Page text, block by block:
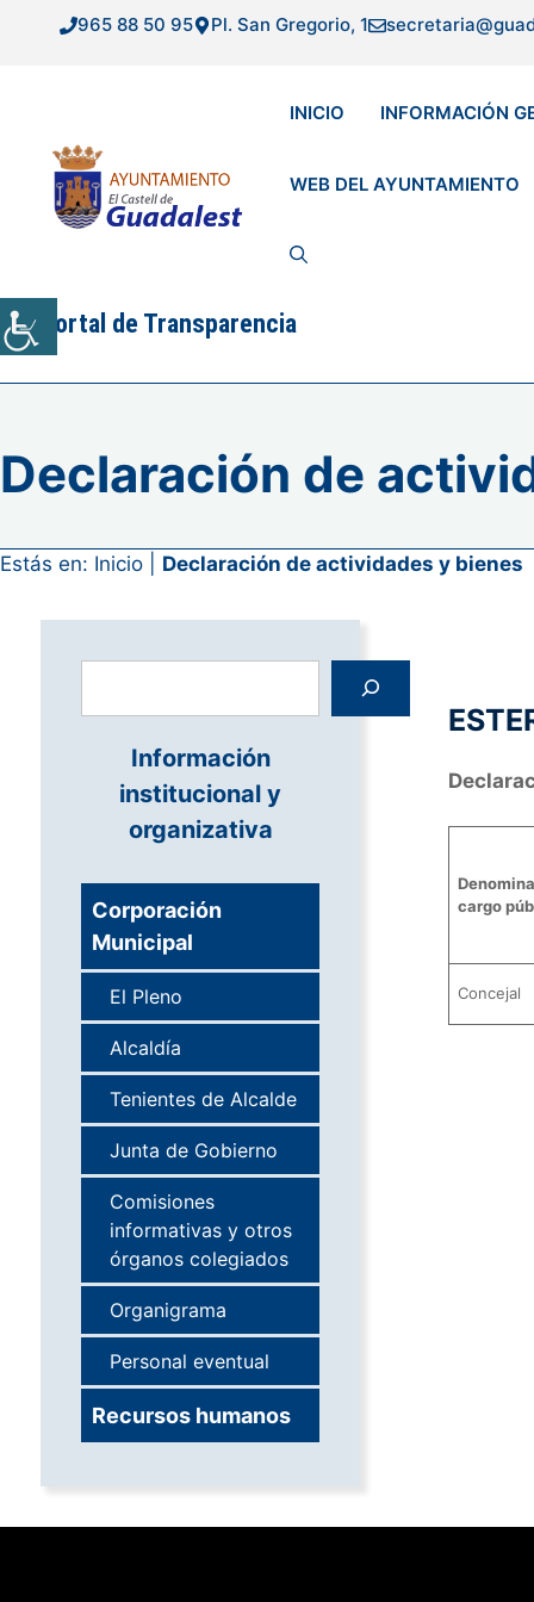
965 88 50 95 Pl. San Gregorio, 1
INICIO INFORMACIÓN
WEB DEL AYUNTAMIENTO
Portal de Transparencia
Declaración de
Estás en: Inicio Declaración de actividades y bienes
cargo
Concejal
Información
institucional y
organizativa
Corporación
Municipal
El Pleno
Alcaldía
Tenientes de Alcalde
Junta de Gobierno
Comisiones
informativas y otros
órganos colegiados
Organigrama
Personal eventual
Recursos humanos